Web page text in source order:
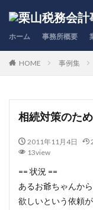
ホーム 事務所概要
HOME 事例集
相続対策のた
2011年11月4日
13view
== 状況 ==
あるお爺ちゃんか
欲しいという依頼